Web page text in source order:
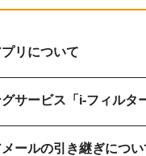
リについて
サービス「i-フィルタ
ールの引き継ぎについ